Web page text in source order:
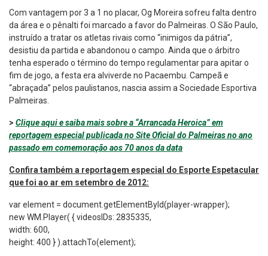
Com vantagem por 3 a 1 no placar, Og Moreira sofreu falta dentro
da área e o pênalti foi marcado a favor do Palmeiras. O São Paulo,
instruído a tratar os atletas rivais como “inimigos da pátria”,
desistiu da partida e abandonou o campo. Ainda que o árbitro
tenha esperado o término do tempo regulamentar para apitar o
fim de jogo, a festa era alviverde no Pacaembu. Campeã e
“abraçada” pelos paulistanos, nascia assim a Sociedade Esportiva
Palmeiras.
> Clique aqui e saiba mais sobre a “Arrancada Heroica” em
reportagem especial publicada no Site Oficial do Palmeiras no ano
passado em comemoração aos 70 anos da data
Confira também a reportagem especial do Esporte Espetacular
que foi ao ar em setembro de 2012:
var element = document.getElementById(player-wrapper);
new WM.Player( { videosIDs: 2835335,
width: 600,
height: 400 } ).attachTo(element);